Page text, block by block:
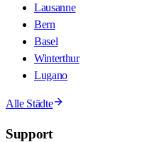
Lausanne
Bern
Basel
Winterthur
Lugano
Alle Städte
Support